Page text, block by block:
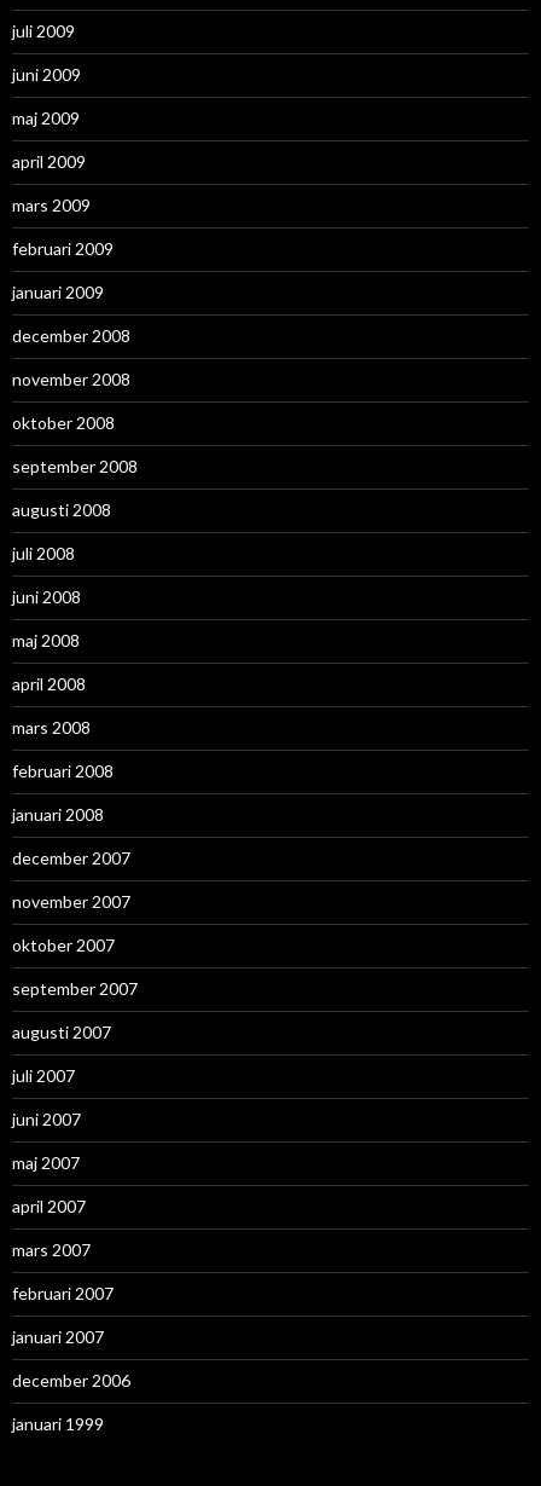
juli 2009
juni 2009
maj 2009
april 2009
mars 2009
februari 2009
januari 2009
december 2008
november 2008
oktober 2008
september 2008
augusti 2008
juli 2008
juni 2008
maj 2008
april 2008
mars 2008
februari 2008
januari 2008
december 2007
november 2007
oktober 2007
september 2007
augusti 2007
juli 2007
juni 2007
maj 2007
april 2007
mars 2007
februari 2007
januari 2007
december 2006
januari 1999